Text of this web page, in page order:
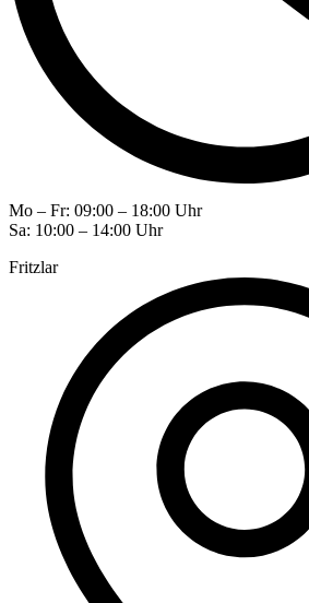
Mo – Fr: 09:00 – 18:00 Uhr
Sa: 10:00 – 14:00 Uhr
Fritzlar